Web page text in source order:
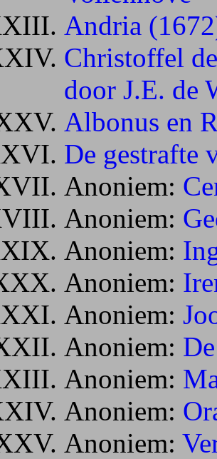
Andria
Christoffel
door J.E. de
Albonus en
De gestrafte
Anoniem:
Anoniem:
Anoniem:
Anoniem:
Anoniem:
Anoniem:
Anoniem:
Anoniem:
Anoniem: